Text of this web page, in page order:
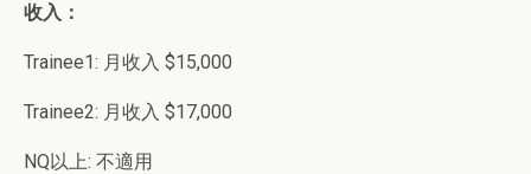
收入：
Trainee1: 月收入 $15,000
Trainee2: 月收入 $17,000
NQ以上: 不適用